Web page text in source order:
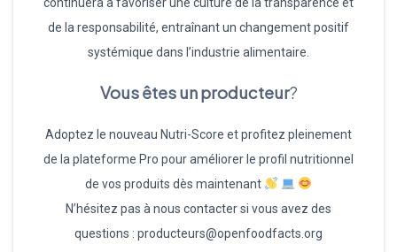
de la responsabilité, entraînant un changement positif
systémique dans l’industrie alimentaire.
Vous êtes un producteur?
Adoptez le nouveau Nutri-Score et profitez pleinement
de la plateforme Pro pour améliorer le profil nutritionnel
de vos produits dès maintenant
N’hésitez pas à nous contacter si vous avez des
questions : producteurs@openfoodfacts.org